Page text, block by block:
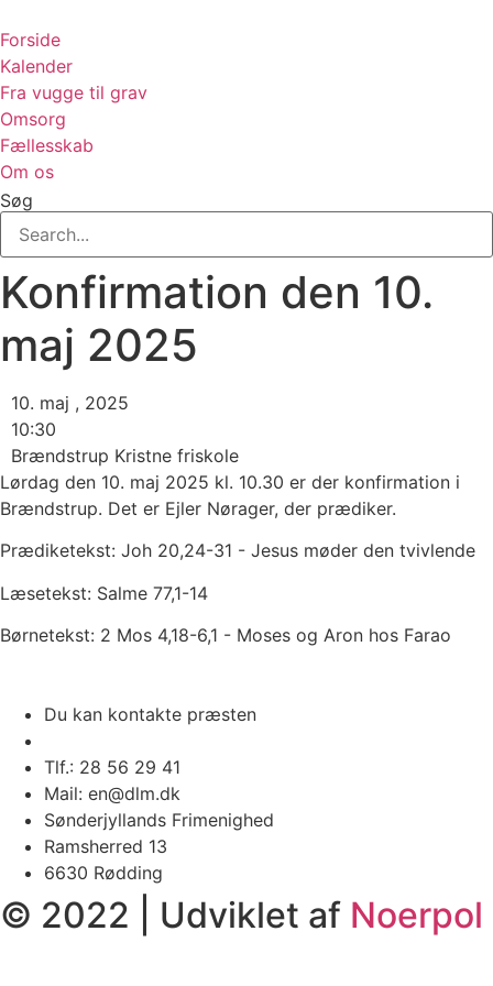
til
indhold
Forside
Kalender
Fra vugge til grav
Omsorg
Fællesskab
Om os
Søg
Konfirmation den 10.
maj 2025
10. maj , 2025
10:30
Brændstrup Kristne friskole
Lørdag den 10. maj 2025 kl. 10.30 er der konfirmation i
Brændstrup. Det er Ejler Nørager, der prædiker.
Prædiketekst: Joh 20,24-31 - Jesus møder den tvivlende
Læsetekst: Salme 77,1-14
Børnetekst: 2 Mos 4,18-6,1 - Moses og Aron hos Farao
Du kan kontakte præsten
Tlf.: 28 56 29 41
Mail: en@dlm.dk
Sønderjyllands Frimenighed
Ramsherred 13
6630 Rødding
© 2022 | Udviklet af Noerpol